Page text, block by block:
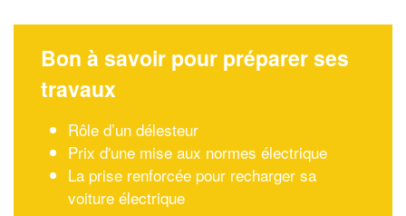
Bon à savoir pour préparer ses
travaux
Rôle d’un délesteur
Prix d'une mise aux normes électrique
La prise renforcée pour recharger sa
voiture électrique